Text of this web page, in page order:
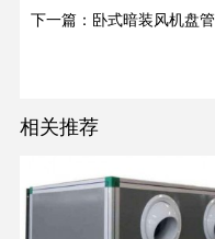
下一篇：卧式暗装风机盘管
相关推荐